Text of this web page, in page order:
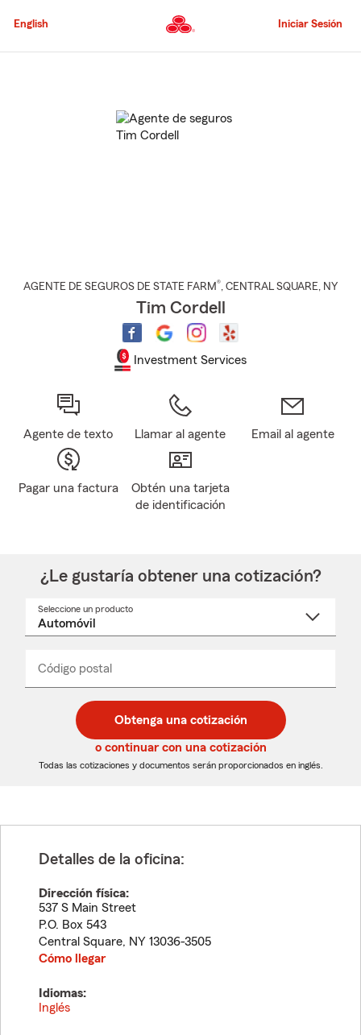
al
principal
English Iniciar Sesión
AGENTE DE SEGUROS DE STATE FARM®, CENTRAL SQUARE, NY
Tim Cordell
Investment Services
Agente de texto Llamar al agente Email al agente
Pagar una factura
Obtén una tarjeta
de identificación
¿Le gustaría obtener una cotización?
Seleccione un producto
desplegable
Código postal
de
5
dígitos
de
5
dígitos
_____
Obtenga una cotización
o continuar con una cotización
Todas las cotizaciones y documentos serán proporcionados en inglés.
Detalles de la oficina:
Dirección física:
537 S Main Street
P.O. Box 543
Central Square, NY 13036-3505
Cómo llegar
Idiomas:
Inglés